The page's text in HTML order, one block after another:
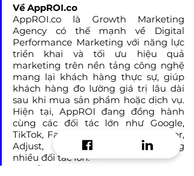
Về AppROI.co
AppROI.co là Growth Marketing
Agency có thế mạnh về Digital
Performance Marketing với năng lực
triển khai và tối ưu hiệu quả
marketing trên nền tảng công nghệ
mang lại khách hàng thực sự, giúp
khách hàng đo lường giá trị lâu dài
sau khi mua sản phẩm hoặc dịch vụ.
Hiện tại, AppROI đang đồng hành
cùng các đối tác lớn như Google,
TikTok, Facebook, Cốc Cốc, Appsflyer,
Adjust, CleverTap, Insider... cùng
nhiều đối tác lớn.
E-mail:
info@approi.co